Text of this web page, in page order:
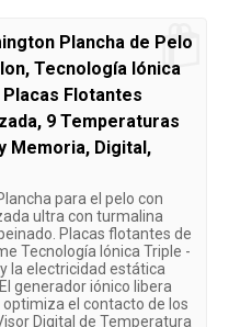
Plancha de Pelo
Tecnología Iónica
Flotantes
9 Temperaturas
Memoria, Digital,
para el pelo con
ultra con turmalina
Placas flotantes de
Tecnología Iónica Triple -
la electricidad estática
generador iónico libera
el contacto de los
Digital de Temperatura